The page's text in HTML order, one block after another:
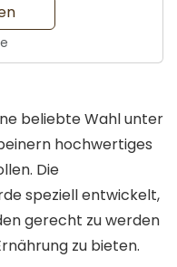
beliebte Wahl unter
hochwertiges
Die
speziell entwickelt,
gerecht zu werden
zu bieten.